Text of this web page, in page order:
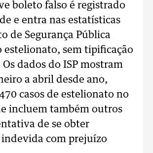
boleto falso é registrado
e entra nas estatísticas
de Segurança Pública
estelionato, sem tipificação
Os dados do ISP mostram
a abril desde ano,
casos de estelionato no
incluem também outros
de se obter
com prejuízo